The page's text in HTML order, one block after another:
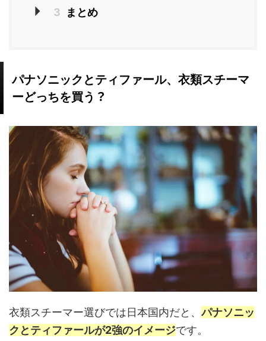
3 まとめ
パナソニックとティファール、衣類スチーマ
ーどっちを買う ？
衣類スチーマー選びでは日本国内だと、パナソニッ
クとティファールが2強のイメージです。